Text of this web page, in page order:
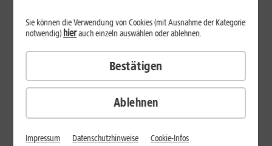
ab 29,99
€/Monat*
Verfügbarkeit prüfen
Ablehnen
Sie können die Verwendung von Cookies (mit Ausnahme der Kategorie
notwendig)hierauch einzeln auswählen oder ablehnen.
Bestätigen
Impressum Datenschutzhinweise Cookie-Infos